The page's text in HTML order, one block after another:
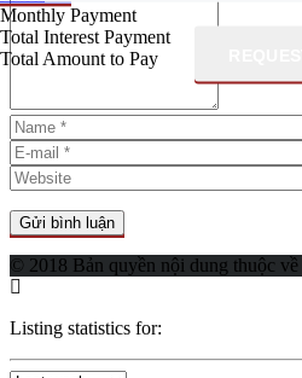
© 2018 Bản quyền nội dung thuộc về
Listing statistics for:
Monthly Payment
Total Interest Payment
Total Amount to Pay